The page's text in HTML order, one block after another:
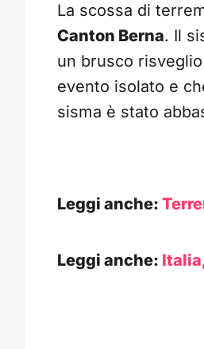
La scossa di
Canton Berna. Il
un brusco
evento isolato e
sisma è stato
Leggi anche:
Leggi anche: